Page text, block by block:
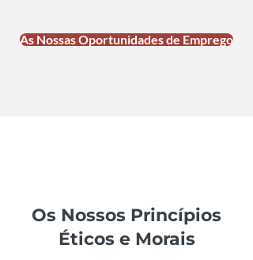
As Nossas Oportunidades de Emprego
Os Nossos Princípios
Éticos e Morais